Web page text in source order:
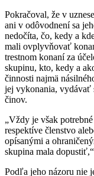
Pokračoval, že v
ani v odôvodnení sa
nedočíta, čo, kedy a
mali ovplyvňovať
trestnom konaní za
skupinu, kto, kedy a
činnosti najmä
jej vykonania, vydávať
činov.
„Vždy je však
respektíve členstvo
opísanými a
skupina mala
Podľa jeho názoru nie